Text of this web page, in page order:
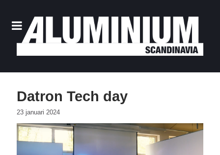
Datron Tech day
23 januari 2024